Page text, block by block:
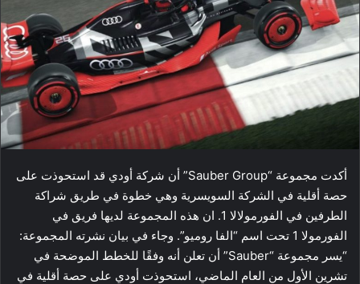
أكدت مجموعة “Sauber Group” أن شركة أودي قد استحوذت على
حصة أقلية في الشركة السويسرية وهي خطوة في طريق شراكة
الطرفين في الفورمولالا 1. ان هذه المجموعة لديها فريق في
الفورمولا 1 تحت اسم “الفا روميو”. وجاء في بيان نشرته المجموعة:
“يسر مجموعة “Sauber” أن تعلن أنه وفقًا للخطط الموضحة في
تشرين الأول من العام الماضي، استحوذت أودي على حصة أقلية في